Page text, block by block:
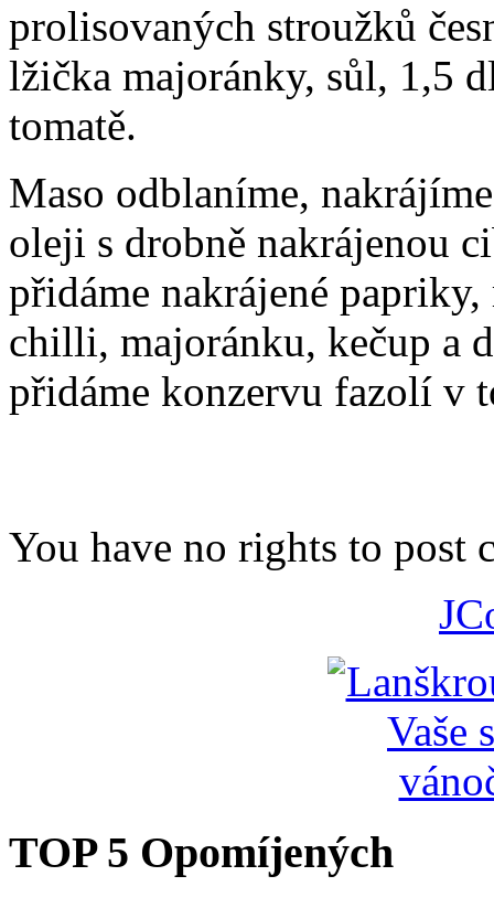
prolisovaných stroužků
lžička majoránky, sůl, 1,5
tomatě.
Maso odblaníme,
oleji s drobně nakrájenou
přidáme nakrájené
chilli, majoránku, kečup a
přidáme konzervu fazolí v
You have no rights to post
TOP 5 Opomíjených